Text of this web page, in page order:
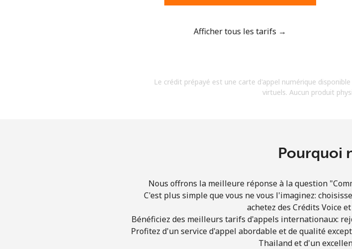
En créant un compte sur ce
Identifiez-vous ou
Afficher tous les tarifs →
Le crédit prépayé est une carte d'appel numérique
virtuels. Aucun produit
Pourquoi
Nous offrons la meilleure réponse à la question
C'est plus simple que vous ne vous l'imaginez:
achetez des Crédits Voice
Bénéficiez des meilleurs tarifs d'appels internationaux:
Profitez d'un service d'appel abordable et de qualité
Thailand et d'un